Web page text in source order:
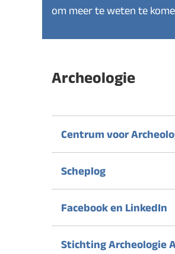
om meer te weten te
Archeologie
Centrum voor
Scheplog
Facebook en LinkedIn
Stichting Archeologie